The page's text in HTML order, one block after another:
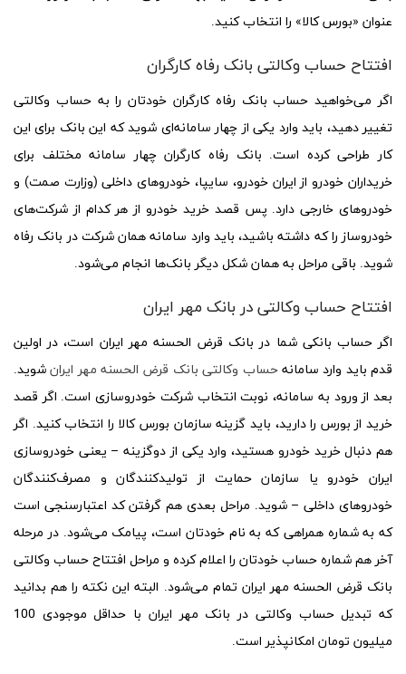
عنوان «بورس کالا» را انتخاب کنید.
افتتاح حساب وکالتی بانک رفاه کارگران
اگر می‌خواهید حساب بانک رفاه کارگران خودتان را به حساب وکالتی
تغییر دهید، باید وارد یکی از چهار سامانه‌ای شوید که این بانک برای این
کار طراحی کرده است. بانک رفاه کارگران چهار سامانه مختلف برای
خریداران خودرو از ایران خودرو، سایپا، خودروهای داخلی (وزارت صمت) و
خودروهای خارجی دارد. پس قصد خرید خودرو از هر کدام از شرکت‌های
خودروساز را که داشته باشید، باید وارد سامانه همان شرکت در بانک رفاه
شوید. باقی مراحل به همان شکل دیگر بانک‌ها انجام می‌شود.
افتتاح حساب وکالتی در بانک مهر ایران
اگر حساب بانکی شما در بانک قرض الحسنه مهر ایران است، در اولین
قدم باید وارد سامانه حساب وکالتی بانک قرض الحسنه مهر ایرانشوید.
بعد از ورود به سامانه، نوبت انتخاب شرکت خودروسازی است. اگر قصد
خرید از بورس را دارید، باید گزینه سازمان بورس کالا را انتخاب کنید. اگر
هم دنبال خرید خودرو هستید، وارد یکی از دوگزینه – یعنی خودروسازی
ایران خودرو یا سازمان حمایت از تولیدکنندگان و مصرف‌کنندگان
خودروهای داخلی – شوید. مراحل بعدی هم گرفتن کد اعتبارسنجی است
که به شماره همراهی که به نام خودتان است، پیامک می‌شود. در مرحله
آخر هم شماره حساب خودتان را اعلام کرده و مراحل افتتاح حساب وکالتی
بانک قرض الحسنه مهر ایران تمام می‌شود. البته این نکته را هم بدانید
که تبدیل حساب وکالتی در بانک مهر ایران با حداقل موجودی 100
میلیون تومان امکانپذیر است.